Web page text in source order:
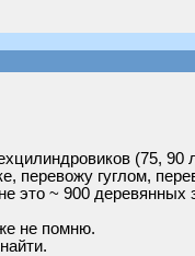
(75, 90
перевожу гуглом,
это ~ 900
не помню.